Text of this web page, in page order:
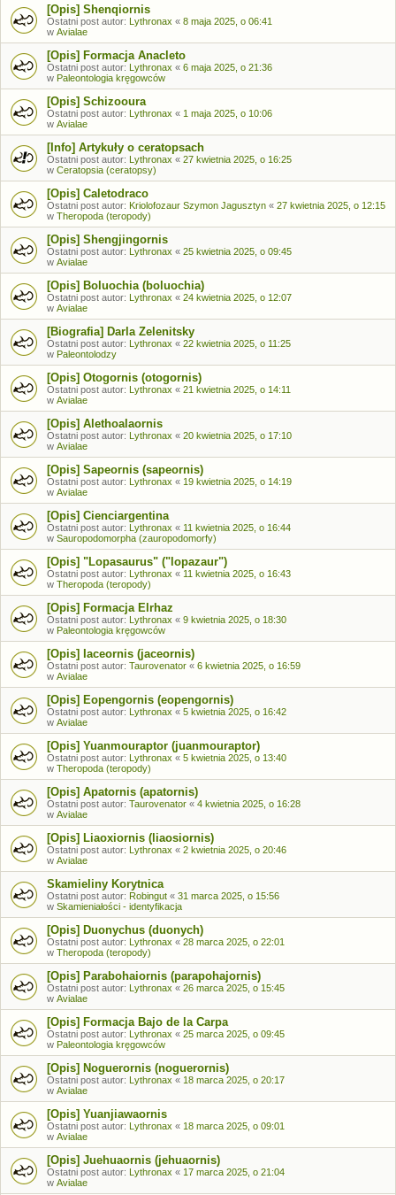
[Opis] Shenqiornis
Ostatni post autor: Lythronax « 8 maja 2025, o 06:41
w Avialae
[Opis] Formacja Anacleto
Ostatni post autor: Lythronax « 6 maja 2025, o 21:36
w Paleontologia kręgowców
[Opis] Schizooura
Ostatni post autor: Lythronax « 1 maja 2025, o 10:06
w Avialae
[Info] Artykuły o ceratopsach
Ostatni post autor: Lythronax « 27 kwietnia 2025, o 16:25
w Ceratopsia (ceratopsy)
[Opis] Caletodraco
Ostatni post autor: Kriolofozaur Szymon Jagusztyn « 27 kwietnia 2025, o 12:15
w Theropoda (teropody)
[Opis] Shengjingornis
Ostatni post autor: Lythronax « 25 kwietnia 2025, o 09:45
w Avialae
[Opis] Boluochia (boluochia)
Ostatni post autor: Lythronax « 24 kwietnia 2025, o 12:07
w Avialae
[Biografia] Darla Zelenitsky
Ostatni post autor: Lythronax « 22 kwietnia 2025, o 11:25
w Paleontolodzy
[Opis] Otogornis (otogornis)
Ostatni post autor: Lythronax « 21 kwietnia 2025, o 14:11
w Avialae
[Opis] Alethoalaornis
Ostatni post autor: Lythronax « 20 kwietnia 2025, o 17:10
w Avialae
[Opis] Sapeornis (sapeornis)
Ostatni post autor: Lythronax « 19 kwietnia 2025, o 14:19
w Avialae
[Opis] Cienciargentina
Ostatni post autor: Lythronax « 11 kwietnia 2025, o 16:44
w Sauropodomorpha (zauropodomorfy)
[Opis] "Lopasaurus" ("lopazaur")
Ostatni post autor: Lythronax « 11 kwietnia 2025, o 16:43
w Theropoda (teropody)
[Opis] Formacja Elrhaz
Ostatni post autor: Lythronax « 9 kwietnia 2025, o 18:30
w Paleontologia kręgowców
[Opis] Iaceornis (jaceornis)
Ostatni post autor: Taurovenator « 6 kwietnia 2025, o 16:59
w Avialae
[Opis] Eopengornis (eopengornis)
Ostatni post autor: Lythronax « 5 kwietnia 2025, o 16:42
w Avialae
[Opis] Yuanmouraptor (juanmouraptor)
Ostatni post autor: Lythronax « 5 kwietnia 2025, o 13:40
w Theropoda (teropody)
[Opis] Apatornis (apatornis)
Ostatni post autor: Taurovenator « 4 kwietnia 2025, o 16:28
w Avialae
[Opis] Liaoxiornis (liaosiornis)
Ostatni post autor: Lythronax « 2 kwietnia 2025, o 20:46
w Avialae
Skamieliny Korytnica
Ostatni post autor: Robingut « 31 marca 2025, o 15:56
w Skamieniałości - identyfikacja
[Opis] Duonychus (duonych)
Ostatni post autor: Lythronax « 28 marca 2025, o 22:01
w Theropoda (teropody)
[Opis] Parabohaiornis (parapohajornis)
Ostatni post autor: Lythronax « 26 marca 2025, o 15:45
w Avialae
[Opis] Formacja Bajo de la Carpa
Ostatni post autor: Lythronax « 25 marca 2025, o 09:45
w Paleontologia kręgowców
[Opis] Noguerornis (noguerornis)
Ostatni post autor: Lythronax « 18 marca 2025, o 20:17
w Avialae
[Opis] Yuanjiawaornis
Ostatni post autor: Lythronax « 18 marca 2025, o 09:01
w Avialae
[Opis] Juehuaornis (jehuaornis)
Ostatni post autor: Lythronax « 17 marca 2025, o 21:04
w Avialae